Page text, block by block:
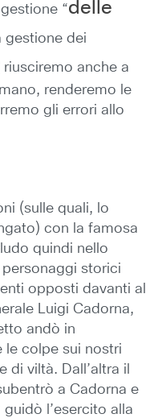
“delle
gestione dei
riusciremo anche a
renderemo le
gli errori allo
(sulle quali, lo
con la famosa
quindi nello
storici
opposti davanti al
Luigi Cadorna,
andò in
le colpe sui nostri
viltà. Dall’altra il
a Cadorna e
l’esercito alla